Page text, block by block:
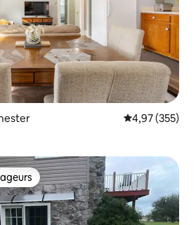
Évaluation
4,97 (355)
les plus appréciés